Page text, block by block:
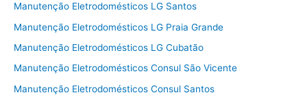
Manutenção Eletrodomésticos LG Santos
Manutenção Eletrodomésticos LG Praia Grande
Manutenção Eletrodomésticos LG Cubatão
Manutenção Eletrodomésticos Consul São Vicente
Manutenção Eletrodomésticos Consul Santos